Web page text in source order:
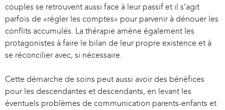
couples se retrouvent aussi face à leur passif et il s’agit
parfois de «régler les comptes» pour parvenir à dénouer les
conflits accumulés. La thérapie amène également les
protagonistes à faire le bilan de leur propre existence et à
se réconcilier avec, si nécessaire.
Cette démarche de soins peut aussi avoir des bénéfices
pour les descendantes et descendants, en levant les
éventuels problèmes de communication parents-enfants et